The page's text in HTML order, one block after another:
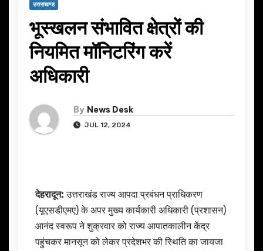
उत्तराखण्ड
भूस्खलन संभावित क्षेत्रों की
नियमित मॉनिटरिंग करें
अधिकारी
By News Desk
JUL 12, 2024
देहरादून: उत्तराखंड राज्य आपदा प्रबंधन प्राधिकरण
(यूएसडीएमए) के अपर मुख्य कार्यकारी अधिकारी (प्रशासन)
आनंद स्वरूप ने शुक्रवार को राज्य आपातकालीन केंद्र
पहुंचकर मानसून को लेकर प्रदेशभर की स्थिति का जायजा